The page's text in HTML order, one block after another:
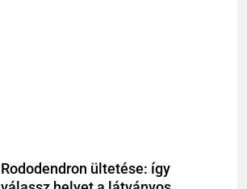
Rododendron ültetése: így